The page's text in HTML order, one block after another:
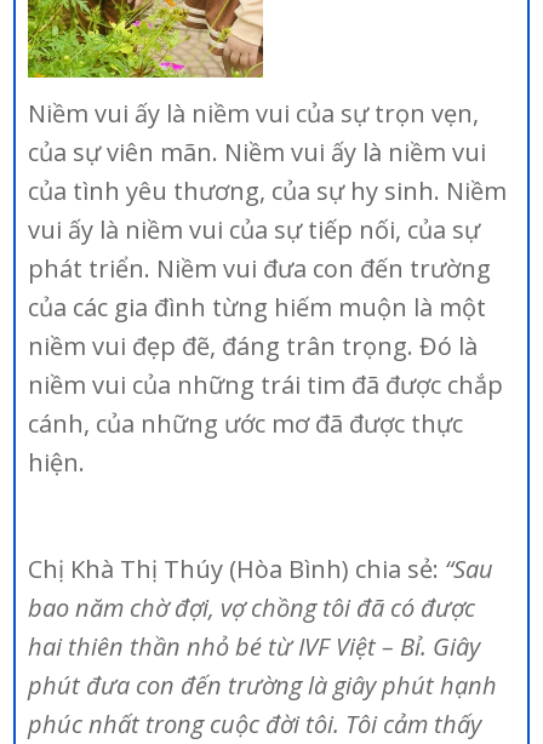
Niềm vui ấy là niềm vui của sự trọn vẹn,
của sự viên mãn. Niềm vui ấy là niềm vui
của tình yêu thương, của sự hy sinh. Niềm
vui ấy là niềm vui của sự tiếp nối, của sự
phát triển. Niềm vui đưa con đến trường
của các gia đình từng hiếm muộn là một
niềm vui đẹp đẽ, đáng trân trọng. Đó là
niềm vui của những trái tim đã được chắp
cánh, của những ước mơ đã được thực
hiện.
Chị Khà Thị Thúy (Hòa Bình) chia sẻ: “Sau
bao năm chờ đợi, vợ chồng tôi đã có được
hai thiên thần nhỏ bé từ IVF Việt – Bỉ. Giây
phút đưa con đến trường là giây phút hạnh
phúc nhất trong cuộc đời tôi. Tôi cảm thấy